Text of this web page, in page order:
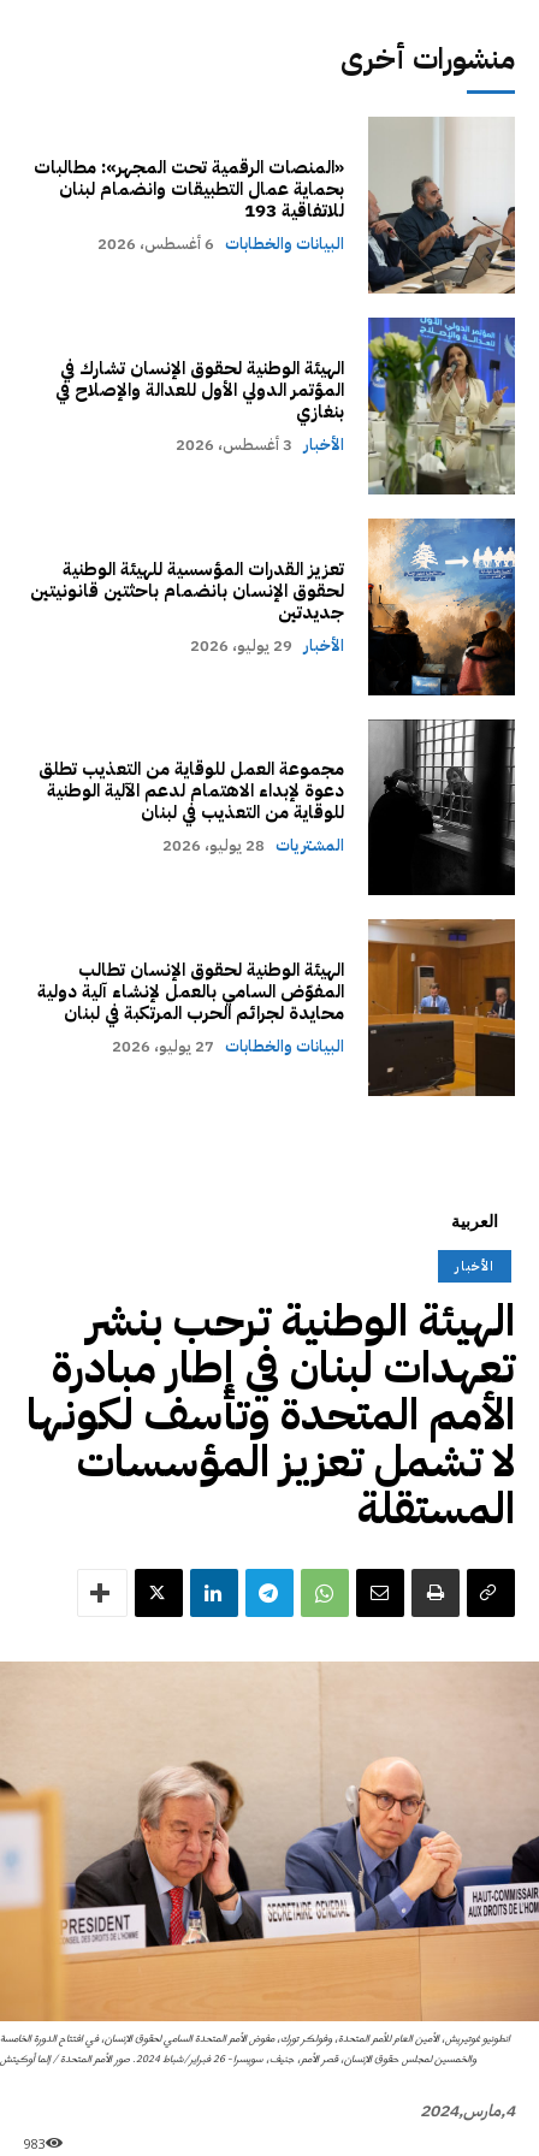
منشورات أخرى
«المنصات الرقمية تحت المجهر»: مطالبات
بحماية عمال التطبيقات وانضمام لبنان
للاتفاقية 193
البيانات والخطابات 6 أغسطس، 2026
الهيئة الوطنية لحقوق الإنسان تشارك في
المؤتمر الدولي الأول للعدالة والإصلاح في
بنغازي
الأخبار 3 أغسطس، 2026
تعزيز القدرات المؤسسية للهيئة الوطنية
لحقوق الإنسان بانضمام باحثتين قانونيتين
جديدتين
الأخبار 29 يوليو، 2026
مجموعة العمل للوقاية من التعذيب تطلق
دعوة لإبداء الاهتمام لدعم الآلية الوطنية
للوقاية من التعذيب في لبنان
المشتريات 28 يوليو، 2026
الهيئة الوطنية لحقوق الإنسان تطالب
المفوّض السامي بالعمل لإنشاء آلية دولية
محايدة لجرائم الحرب المرتكبة في لبنان
البيانات والخطابات 27 يوليو، 2026